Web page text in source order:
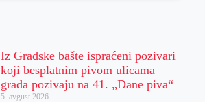
Iz Gradske bašte ispraćeni pozivari
koji besplatnim pivom ulicama
grada pozivaju na 41. „Dane piva“
5. avgust 2026.